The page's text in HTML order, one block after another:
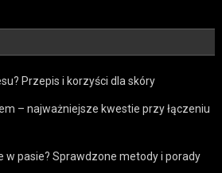
Przepis i korzyści dla skóry
– najważniejsze kwestie przy łączeniu
w pasie? Sprawdzone metody i porady